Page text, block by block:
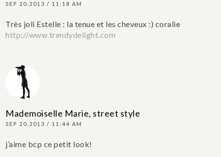
SEP 20.2013 / 11:18 AM
Très joli Estelle : la tenue et les cheveux :) coralie
http://www.trendydelight.com
Mademoiselle Marie, street style
SEP 20.2013 / 11:44 AM
j’aime bcp ce petit look!